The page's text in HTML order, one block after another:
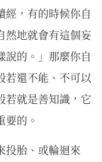
經，有的時候你自
然地就會有這個妄
說的。」那麼你自
若還不能、不可以
若就是善知識，它
的。
投胎、或輪迴來